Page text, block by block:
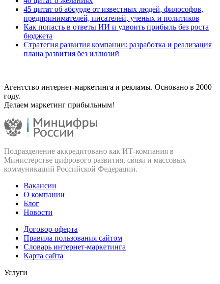
45 цитат об абсурде от известных людей, философов,
предпринимателей, писателей, ученых и политиков
Как попасть в ответы ИИ и удвоить прибыль без роста
бюджета
Стратегия развития компании: разработка и реализация
плана развития без иллюзий
Агентство интернет-маркетинга и рекламы. Основано в 2000
году.
Делаем маркетинг прибыльным!
Подразделение аккредитовано как ИТ‑компания в
Министерстве цифрового развития, связи и массовых
коммуникаций Российской Федерации.
Вакансии
О компании
Блог
Новости
Договор-оферта
Правила пользования сайтом
Словарь интернет-маркетинга
Карта сайта
Услуги